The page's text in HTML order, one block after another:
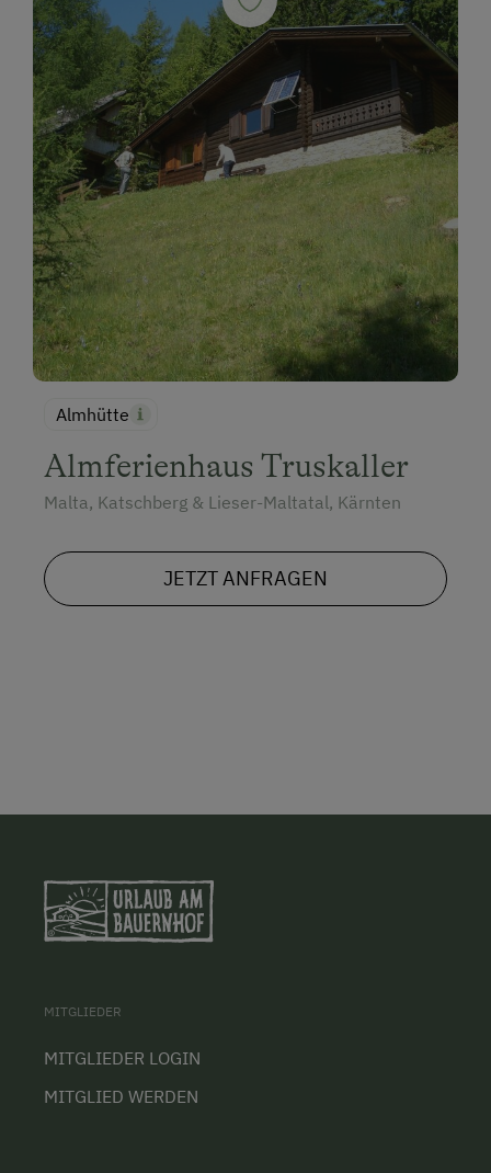
Almhütte
Almferienhaus Truskaller
Malta, Katschberg & Lieser-Maltatal, Kärnten
JETZT ANFRAGEN
MITGLIEDER
MITGLIEDER LOGIN
MITGLIED WERDEN